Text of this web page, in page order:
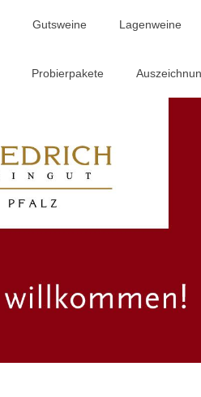
Gutsweine Lagenweine
Probierpakete